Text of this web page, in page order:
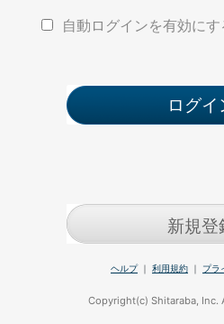
自動ログインを有効にす
新規登
ヘルプ｜ 利用規約 ｜ プラ
Copyright(c) Shitaraba, Inc.